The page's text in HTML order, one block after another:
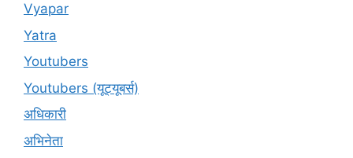
Vyapar
Yatra
Youtubers
Youtubers (यूट्यूबर्स)
अधिकारी
अभिनेता